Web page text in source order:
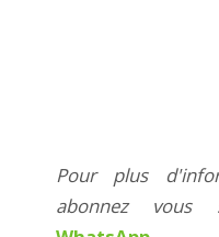
Pour plus
abonnez